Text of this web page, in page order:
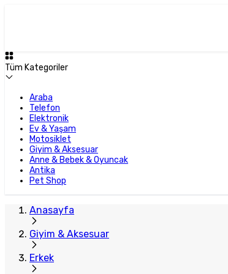
Tüm Kategoriler
Araba
Telefon
Elektronik
Ev & Yaşam
Motosiklet
Giyim & Aksesuar
Anne & Bebek & Oyuncak
Antika
Pet Shop
Anasayfa
Giyim & Aksesuar
Erkek